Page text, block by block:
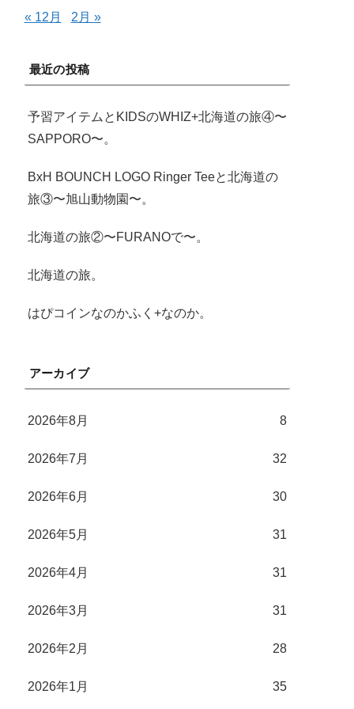
« 12月 2月 »
最近の投稿
予習アイテムとKIDSのWHIZ+北海道の旅④〜
SAPPORO〜。
BxH BOUNCH LOGO Ringer Teeと北海道の
旅③〜旭山動物園〜。
北海道の旅②〜FURANOで〜。
北海道の旅。
はぴコインなのかふく+なのか。
アーカイブ
2026年8月 8
2026年7月 32
2026年6月 30
2026年5月 31
2026年4月 31
2026年3月 31
2026年2月 28
2026年1月 35